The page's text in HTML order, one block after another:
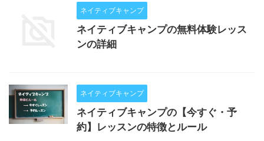
ネイティブキャンプ
ネイティブキャンプの無料体験レッス
ンの詳細
ネイティブキャンプ
ネイティブキャンプの【今すぐ・予
約】レッスンの特徴とルール